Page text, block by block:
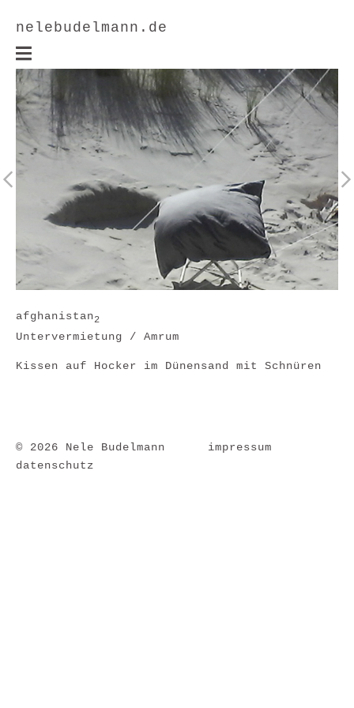
nelebudelmann.de
afghanistan2
Untervermietung / Amrum
Kissen auf Hocker im Dünensand mit Schnüren
© 2026 Nele Budelmann
impressum
datenschutz